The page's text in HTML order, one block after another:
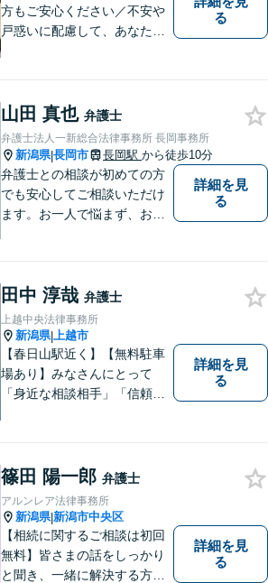
方もご安心ください／不安や
戸惑いに配慮して、あなたの
続・債務整理・不貞慰謝料は
相談料初回無料】
る
山田 真也 弁護士
弁護士法人一新総合法律事務所 長岡事務所
新潟県|長岡市 長岡駅 から徒歩10分
弁護士との相談が初めての方
でも安心してご相談いただけ
ます。お一人で悩まず、お気
料】【交通事故被害者の方は
相談料無料（弁護士費用特約
利用の場合は除く）】
詳細を見
る
田中 淳哉 弁護士
上越中央法律事務所
新潟県|上越市
【春日山駅近く】【無料駐車
場あり】みなさんにとって
「身近な相談相手」「信頼で
人お一人の不安や悩みをしっ
かり受け止め、丁寧な対応を
心がけます。お気軽にご相談
ください。
詳細を見
る
篠田 陽一郎 弁護士
アルンレア法律事務所
新潟県|新潟市中央区
【相続に関するご相談は初回
無料】皆さまの話をしっかり
と聞き、一緒に解決する方法
詳細を見
る